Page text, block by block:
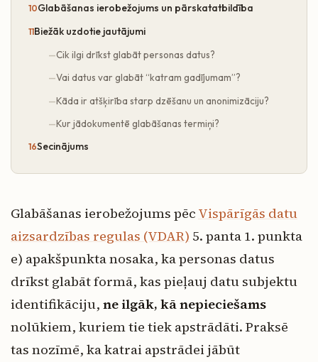
Glabāšanas ierobežojums un pārskatatbildība
Biežāk uzdotie jautājumi
Cik ilgi drīkst glabāt personas datus?
Vai datus var glabāt “katram gadījumam”?
Kāda ir atšķirība starp dzēšanu un anonimizāciju?
Kur jādokumentē glabāšanas termiņi?
Secinājums
Glabāšanas ierobežojums pēc Vispārīgās datu
aizsardzības regulas (VDAR) 5. panta 1. punkta
e) apakšpunkta nosaka, ka personas datus
drīkst glabāt formā, kas pieļauj datu subjektu
identifikāciju, ne ilgāk, kā nepieciešams
nolūkiem, kuriem tie tiek apstrādāti. Praksē
tas nozīmē, ka katrai apstrādei jābūt